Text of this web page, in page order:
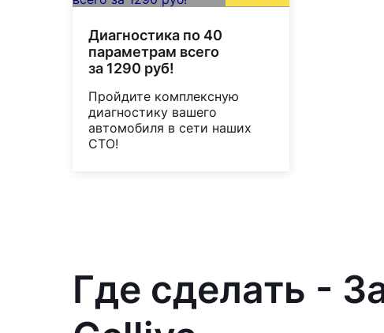
Диагностика по 40
параметрам всего
за 1290 руб!
Пройдите комплексную
диагностику вашего
автомобиля в сети наших
СТО!
Где сделать -